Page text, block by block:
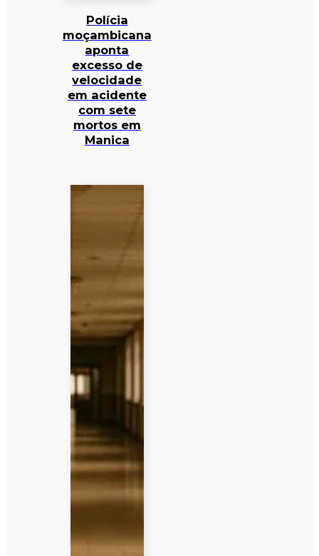
Polícia
moçambicana
aponta
excesso de
velocidade
em acidente
com sete
mortos em
Manica